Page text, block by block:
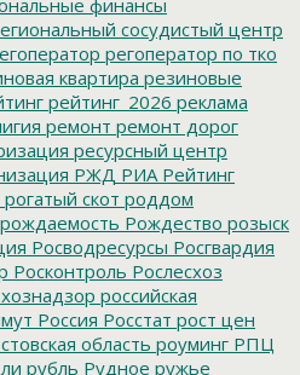
сосудистый центр
регоператор по тко
квартира резиновые
рейтинг_2026 реклама
ремонт ремонт дорог
ресурсный центр
РЖД РИА Рейтинг
рогатый скот роддом
рождаемость Рождество розыск
Росводресурсы Росгвардия
Росконтроль Рослесхоз
российская
Россия Росстат рост цен
область роуминг РПЦ
рубль Рудное ружье